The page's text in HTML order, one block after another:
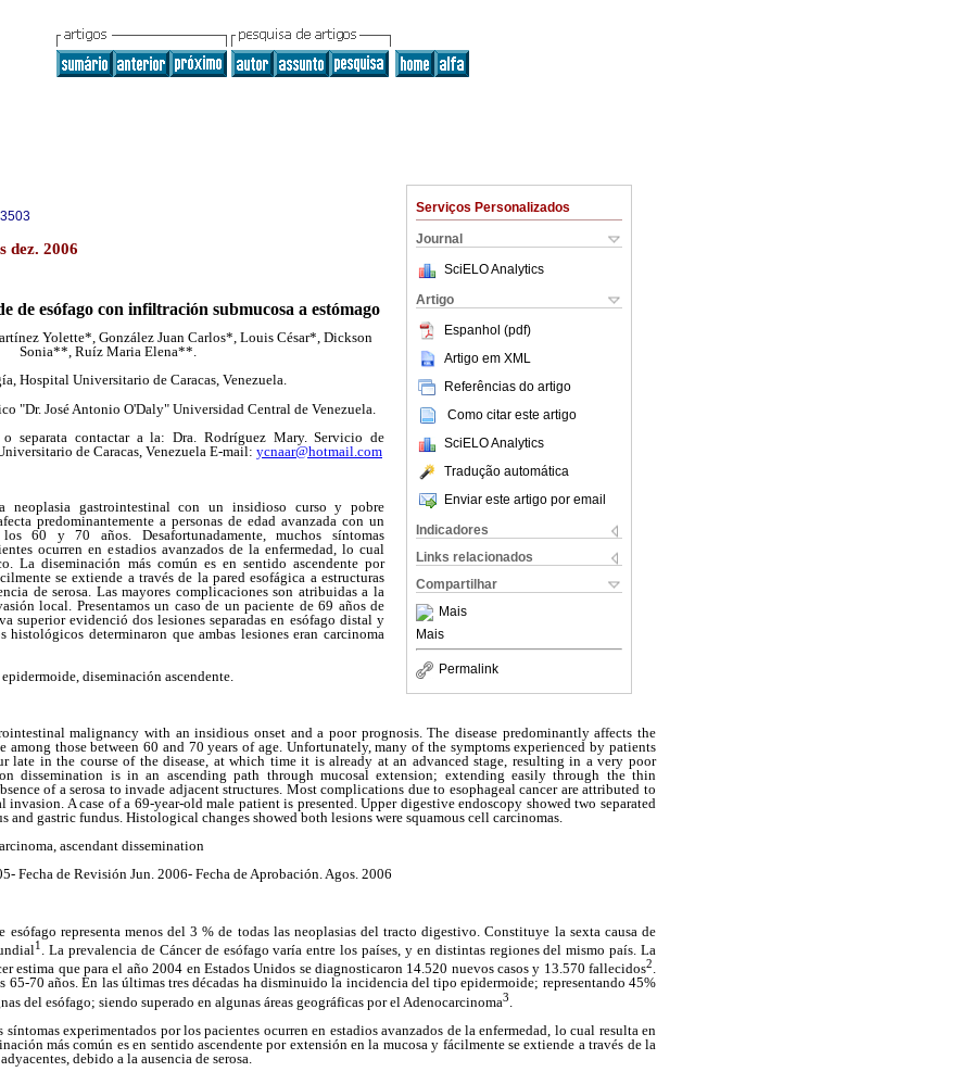
Serviços Personalizados
Journal
SciELO Analytics
Artigo
Espanhol (pdf)
Artigo em XML
Referências do artigo
Como citar este artigo
SciELO Analytics
Tradução automática
Enviar este artigo por email
Indicadores
Links relacionados
Compartilhar
Mais
Mais
Permalink
dez. 2006
de esófago con infiltración submucosa a estómago
Yolette*, González Juan Carlos*, Louis César*, Dickson
Sonia**, Ruíz Maria Elena**.
Hospital Universitario de Caracas, Venezuela.
"Dr. José Antonio O'Daly" Universidad Central de Venezuela.
separata contactar a la: Dra. Rodríguez Mary. Servicio de
de Caracas, Venezuela E-mail: ycnaar@hotmail.com
neoplasia gastrointestinal con un insidioso curso y pobre
predominantemente a personas de edad avanzada con un
60 y 70 años. Desafortunadamente, muchos síntomas
ocurren en estadios avanzados de la enfermedad, lo cual
La diseminación más común es en sentido ascendente por
se extiende a través de la pared esofágica a estructuras
de serosa. Las mayores complicaciones son atribuidas a la
local. Presentamos un caso de un paciente de 69 años de
superior evidenció dos lesiones separadas en esófago distal y
histológicos determinaron que ambas lesiones eran carcinoma
diseminación ascendente.
malignancy with an insidious onset and a poor prognosis. The disease predominantly affects the
those between 60 and 70 years of age. Unfortunately, many of the symptoms experienced by patients
late in the course of the disease, at which time it is already at an advanced stage, resulting in a very poor
dissemination is in an ascending path through mucosal extension; extending easily through the thin
of a serosa to invade adjacent structures. Most complications due to esophageal cancer are attributed to
A case of a 69-year-old male patient is presented. Upper digestive endoscopy showed two separated
and gastric fundus. Histological changes showed both lesions were squamous cell carcinomas.
ascendant dissemination
Fecha de Revisión Jun. 2006- Fecha de Aprobación. Agos. 2006
esófago representa menos del 3 % de todas las neoplasias del tracto digestivo. Constituye la sexta causa de
1
. La prevalencia de Cáncer de esófago varía entre los países, y en distintas regiones del mismo país. La
estima que para el año 2004 en Estados Unidos se diagnosticaron 14.520 nuevos casos y 13.570 fallecidos2.
65-70 años. En las últimas tres décadas ha disminuido la incidencia del tipo epidermoide; representando 45%
del esófago; siendo superado en algunas áreas geográficas por el Adenocarcinoma3
síntomas experimentados por los pacientes ocurren en estadios avanzados de la enfermedad, lo cual resulta en
más común es en sentido ascendente por extensión en la mucosa y fácilmente se extiende a través de la
debido a la ausencia de serosa.